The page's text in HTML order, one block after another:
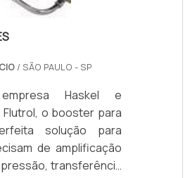
/ SÃO PAULO - SP
Haskel e
o booster para
solução para
de amplificação
transferência